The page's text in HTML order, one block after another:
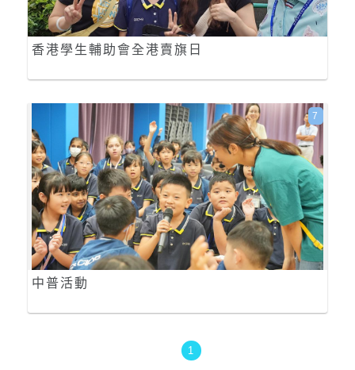
香港學生輔助會全港賣旗日
中普活動
7
1